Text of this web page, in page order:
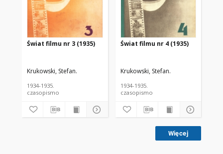
Świat filmu nr 3 (1935)
Krukowski, Stefan.
1934-1935.
czasopismo
Świat filmu nr 4 (1935)
Krukowski, Stefan.
1934-1935.
czasopismo
Więcej